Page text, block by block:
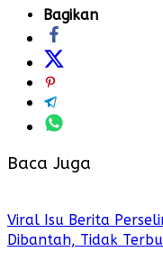
Bagikan
Baca Juga
Viral Isu Berita
Dibantah, Tidak